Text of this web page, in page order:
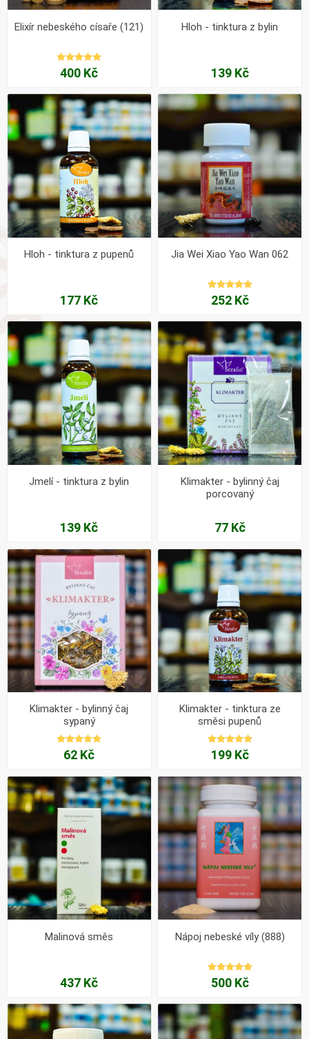
Elixír nebeského císaře (121)
400 Kč
Hloh - tinktura z bylin
139 Kč
Hloh - tinktura z pupenů
177 Kč
Jia Wei Xiao Yao Wan 062
252 Kč
Jmelí - tinktura z bylin
139 Kč
Klimakter - bylinný čaj
porcovaný
77 Kč
Klimakter - bylinný čaj
sypaný
62 Kč
Klimakter - tinktura ze
směsi pupenů
199 Kč
Malinová směs
437 Kč
Nápoj nebeské víly (888)
500 Kč